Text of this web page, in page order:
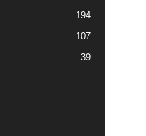
194
107
39